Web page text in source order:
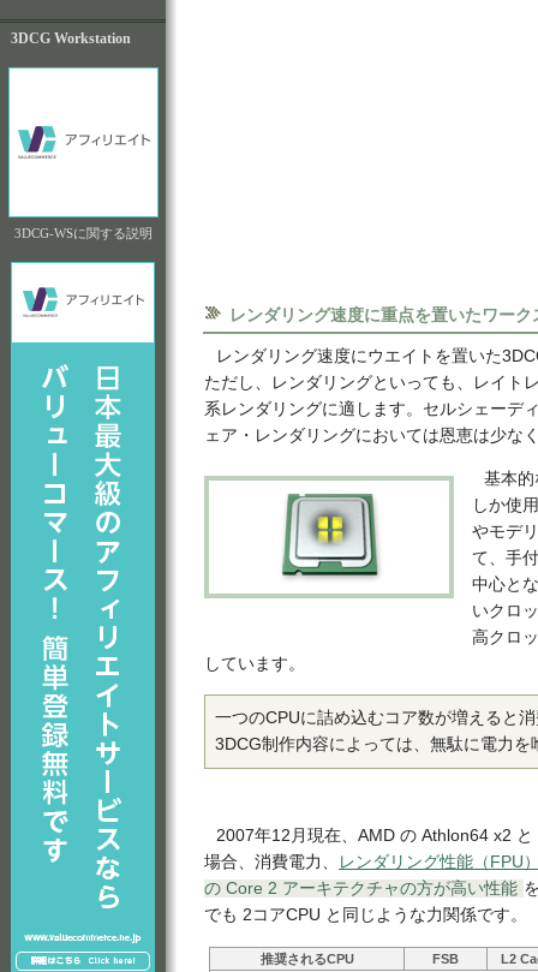
3DCG Workstation
3DCG-WSに関する説明
レンダリング速度に重点を置いたワーク
レンダリング速度にウエイトを置いた
ただし、レンダリングといっても、レイト
系レンダリングに適します。セルシェーデ
ェア・レンダリングにおいては恩恵は少な
基本
しか使
やモデ
て、手
中心と
いクロ
高クロ
しています。
一つのCPUに詰め込むコア数が増えると
3DCG制作内容によっては、無駄に電力を
2007年12月現在、AMD の Athlon64 x2
場合、消費電力、
レンダリング性能（FPU
の Core 2 アーキテクチャの方が高い性能
でも 2コアCPU と同じような力関係です。
推奨されるCPU FSB
L2